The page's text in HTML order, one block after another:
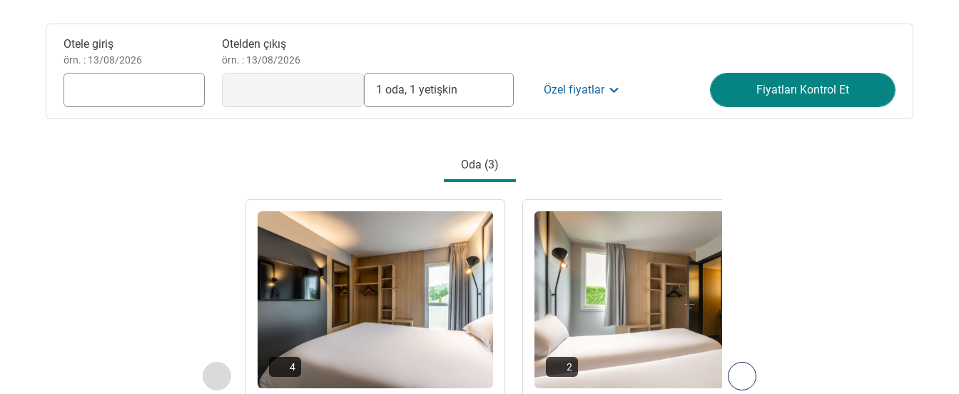
Bu otelde rezervasyon yaptırın
Otele giriş
örn. : 13/08/2026
Otelden çıkış
örn. : 13/08/2026
1 oda, 1 yetişkin Özel fiyatlar Fiyatları Kontrol Et
Oda (3)
Önceki - Oda Sonraki - Oda
Ayrıntıları göster
4
Ayrıntıları göster
2